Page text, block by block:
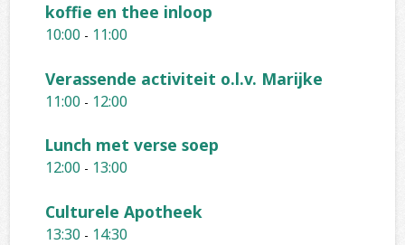
koffie en thee inloop
10:00 - 11:00
Verassende activiteit o.l.v. Marijke
11:00 - 12:00
Lunch met verse soep
12:00 - 13:00
Culturele Apotheek
13:30 - 14:30